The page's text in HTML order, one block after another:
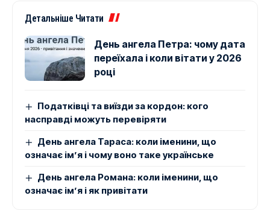
Детальніше Читати
День ангела Петра: чому дата
переїхала і коли вітати у 2026
році
Податківці та виїзди за кордон: кого
насправді можуть перевіряти
День ангела Тараса: коли іменини, що
означає ім’я і чому воно таке українське
День ангела Романа: коли іменини, що
означає ім’я і як привітати